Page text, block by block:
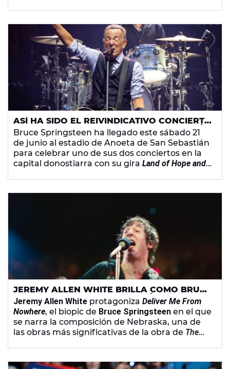
consigue la misma complejidad artística que el
disco al que rinde homenaje.
ASÍ HA SIDO EL REIVINDICATIVO CONCIERTO
DE BRUCE SPRINGSTEEN EN SAN SEBASTIÁN
CON DARDOS A DONALD TRUMP
Bruce Springsteen ha llegado este sábado 21
de junio al estadio de Anoeta de San Sebastián
para celebrar uno de sus dos conciertos en la
capital donostiarra con su gira Land of Hope and
Donald Trump, quien llegó a decir que el artista
JEREMY ALLEN WHITE BRILLA COMO BRUCE
SPRINSTEEN EN EL PRIMER TRÁILER DE
'DELIVER ME FROM NOWHERE'
Jeremy Allen White protagoniza Deliver Me From
Nowhere, el biopic de Bruce Springsteen en el que
se narra la composición de Nebraska, una de
las obras más significativas de la obra de The